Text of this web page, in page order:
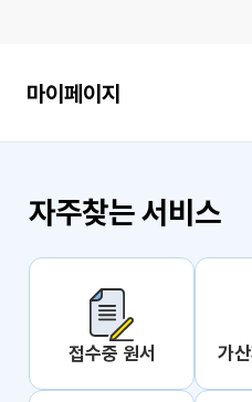
마이페이지
자주찾는 서비스
접수중 원서 가